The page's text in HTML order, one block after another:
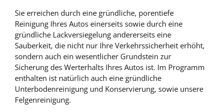
Sie erreichen durch eine gründliche, porentiefe
Reinigung Ihres Autos einerseits sowie durch eine
gründliche Lackversiegelung andererseits eine
Sauberkeit, die nicht nur Ihre Verkehrssicherheit erhöht,
sondern auch ein wesentlicher Grundstein zur
Sicherung des Werterhalts Ihres Autos ist. Im Programm
enthalten ist natürlich auch eine gründliche
Unterbodenreinigung und Konservierung, sowie unsere
Felgenreinigung.